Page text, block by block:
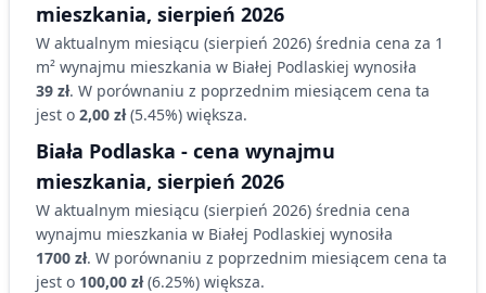
mieszkania, sierpień 2026
W aktualnym miesiącu (sierpień 2026) średnia cena za 1
m² wynajmu mieszkania w Białej Podlaskiej wynosiła
39 zł. W porównaniu z poprzednim miesiącem cena ta
jest o 2,00 zł (5.45%) większa.
Biała Podlaska - cena wynajmu
mieszkania, sierpień 2026
W aktualnym miesiącu (sierpień 2026) średnia cena
wynajmu mieszkania w Białej Podlaskiej wynosiła
1700 zł. W porównaniu z poprzednim miesiącem cena ta
jest o 100,00 zł (6.25%) większa.